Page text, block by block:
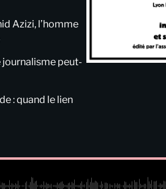
Azizi, l’homme
journalisme peut-
: quand le lien